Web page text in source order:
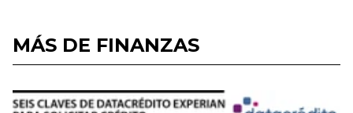
MÁS DE FINANZAS